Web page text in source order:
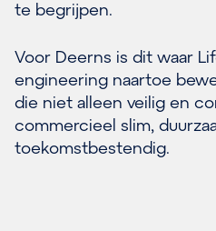
te begrijpen.
Voor Deerns is dit waar
engineering naartoe
die niet alleen veilig en
commercieel slim,
toekomstbestendig.